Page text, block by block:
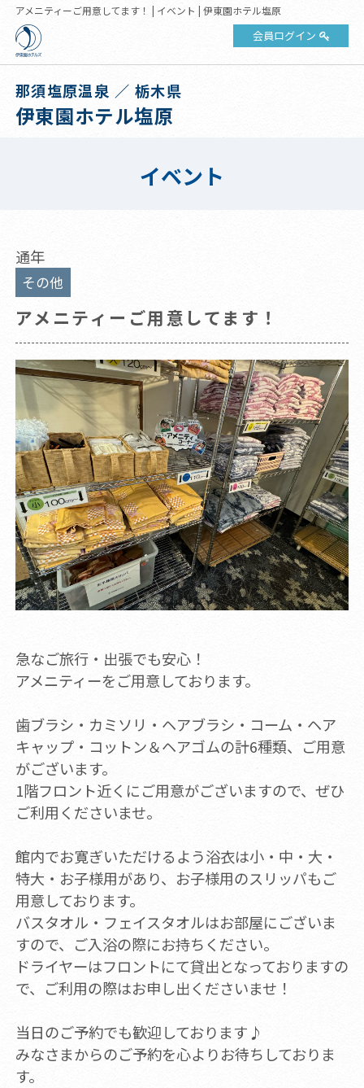
アメニティーご用意してます！ | イベント | 伊東園ホテル塩原
会員ログイン
那須塩原温泉 ／ 栃木県
伊東園ホテル塩原
イベント
通年
その他
アメニティーご用意してます！
急なご旅行・出張でも安心！
アメニティーをご用意しております。
歯ブラシ・カミソリ・ヘアブラシ・コーム・ヘア
キャップ・コットン＆ヘアゴムの計6種類、ご用意
がございます。
1階フロント近くにご用意がございますので、ぜひ
ご利用くださいませ。
館内でお寛ぎいただけるよう浴衣は小・中・大・
特大・お子様用があり、お子様用のスリッパもご
用意しております。
バスタオル・フェイスタオルはお部屋にございま
すので、ご入浴の際にお持ちください。
ドライヤーはフロントにて貸出となっておりますの
で、ご利用の際はお申し出くださいませ！
当日のご予約でも歓迎しております♪
みなさまからのご予約を心よりお待ちしておりま
す。